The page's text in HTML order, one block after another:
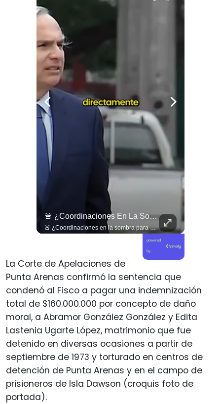
🚨 ¿Coordinaciones En La Sombra Para Blindar Una Candidatura Presidencial?
🚨 ¿Coordinaciones en la sombra para blindar una candidatura presidencial? Nuevos chats salpican a Andrés Chadwick. 🇨🇱⚖️ Mensajes incautados por la Fiscalía revelan que el exministro operó junto a Luis Hermosilla para preparar a testigos clave en la causa por coimas de LAN en 2009. Las conversaciones desmienten la versión de Chadwick sobre haberse enterado del caso por la prensa, exponiendo una estrategia judicial y comunicacional para evitar que el escándalo de información privilegiada y pagos indebidos afectara la carrera de Sebastián Piñera a La Moneda. 📲💣 🎥 Revisa el desglose completo de los chats y los detalles del reportaje en elciudadano.com 🔗 (Link en la biografía). ¿Qué impacto crees que tienen estas revelaciones en la trastienda del poder político? Te leemos en los comentarios. 💬👇🏼
powered
by
La Corte de Apelaciones de
Punta Arenas confirmó la sentencia que
condenó al Fisco a pagar una indemnización
total de $160.000.000 por concepto de daño
moral, a Abramor González González y Edita
Lastenia Ugarte López, matrimonio que fue
detenido en diversas ocasiones a partir de
septiembre de 1973 y torturado en centros de
detención de Punta Arenas y en el campo de
prisioneros de Isla Dawson (croquis foto de
portada).